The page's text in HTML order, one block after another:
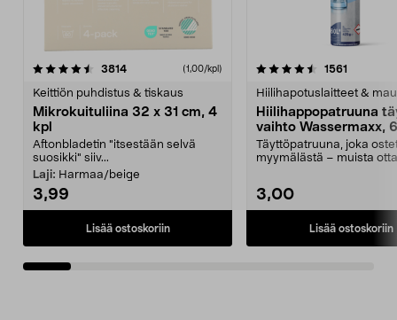
3814arvostelut (1,00/kpl)
Keittiön puhdistus & tiskaus
Mikrokuituliina 32 x 31 cm, 4
kpl
Aftonbladetin "itsestään selvä
suosikki" siiv...
Laji: Harmaa/beige
3,99
Lisää ostoskoriin
4.5viidestä
1561
Hiilihapotuslaitteet &
Hiilihappopatruuna
vaihto Wassermaxx,
Täyttöpatruuna, joka
myymälästä – muista
3,00
Lisää ostoskoriin
4.5viidestä